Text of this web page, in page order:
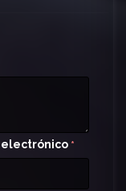
electrónico *